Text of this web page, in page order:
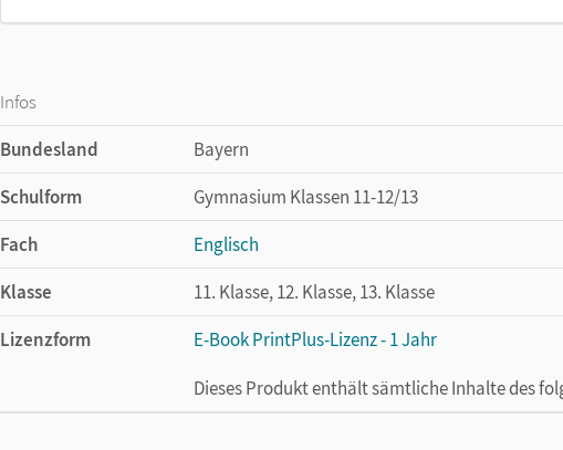
Infos
Bundesland
Bayern
Schulform
Gymnasium Klassen 11-12/13
Fach
Englisch
Klasse
11. Klasse, 12. Klasse, 13. Klasse
Lizenzform
E-Book PrintPlus-Lizenz - 1 Jahr
Dieses Produkt enthält sämtliche Inhalte des